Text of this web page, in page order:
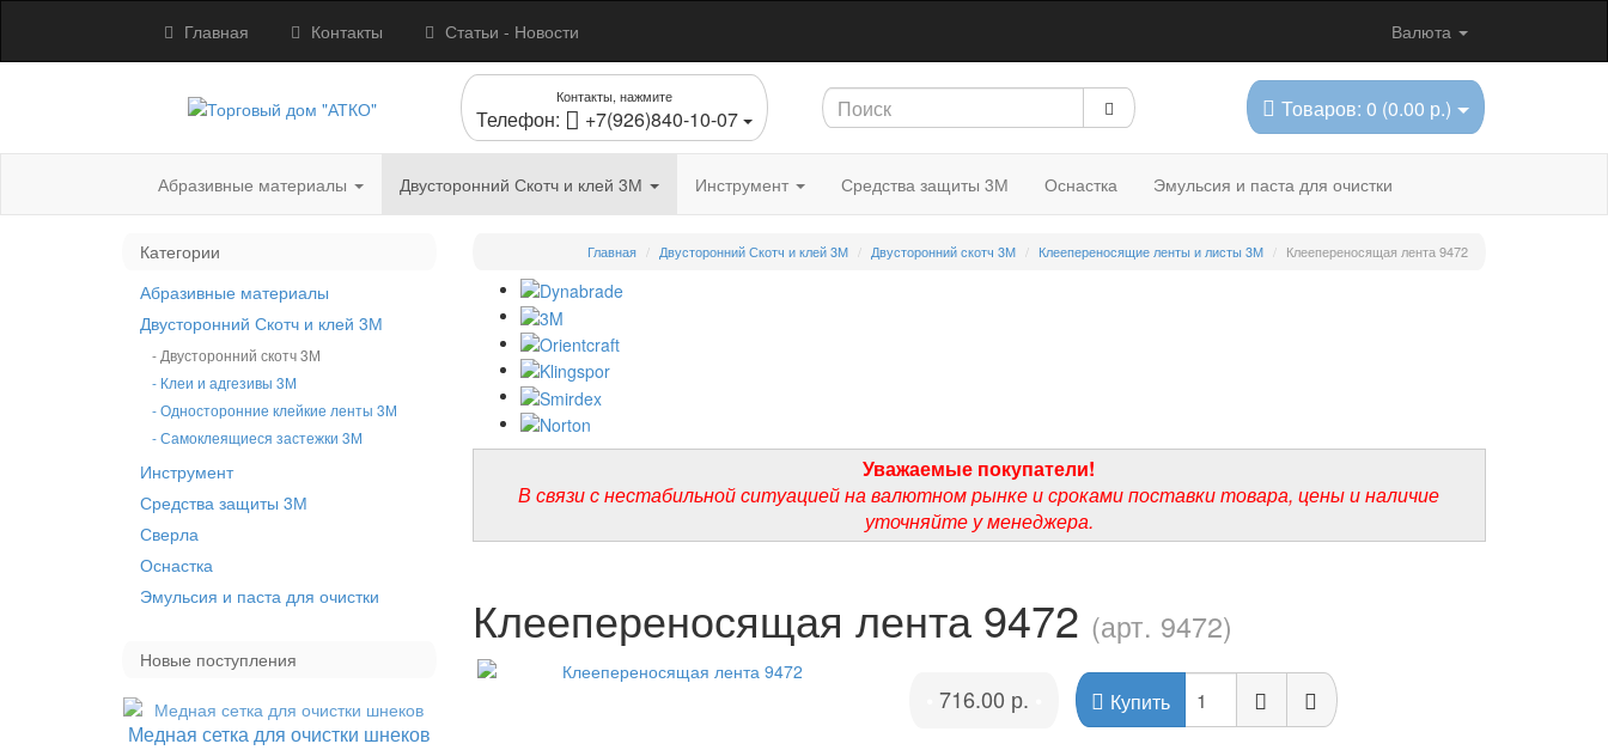
Главная Контакты Статьи - Новости Валюта
Контакты, нажмите
Телефон: +7(926)840-10-07 Товаров: 0 (0.00 р.)
Абразивные материалы Двусторонний Скотч и клей 3М Инструмент Средства защиты 3М Оснастка Эмульсия и паста для очистки
Категории
Абразивные материалы
Двусторонний Скотч и клей 3М
- Двусторонний скотч 3М
- Клеи и адгезивы 3М
- Односторонние клейкие ленты 3М
- Самоклеящиеся застежки 3М
Инструмент
Средства защиты 3М
Сверла
Оснастка
Эмульсия и паста для очистки
Новые поступления
Медная сетка для очистки шнеков
Главная Двусторонний Скотч и клей 3М Двусторонний скотч 3М Клеепереносящие ленты и листы 3М Клеепереносящая лента 9472
Уважаемые покупатели!
В связи с нестабильной ситуацией на валютном рынке и сроками поставки товара, цены и наличие
уточняйте у менеджера.
Клеепереносящая лента 9472 (арт. 9472)
716.00 р. Купить